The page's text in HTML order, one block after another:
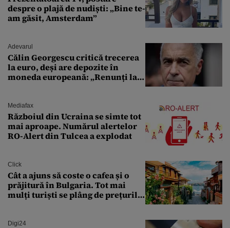
despre o plajă de nudiști: „Bine te-
am găsit, Amsterdam”
Adevarul
Călin Georgescu critică trecerea
la euro, deși are depozite în
moneda europeană: „Renunți la
Mediafax
Războiul din Ucraina se simte tot
mai aproape. Numărul alertelor
RO-Alert din Tulcea a explodat
Click
Cât a ajuns să coste o cafea și o
prăjitură în Bulgaria. Tot mai
mulți turiști se plâng de prețurile
Digi24